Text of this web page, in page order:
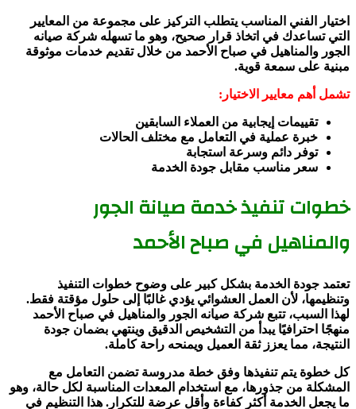
اختيار الفني المناسب يتطلب التركيز على مجموعة من المعايير
التي تساعدك في اتخاذ قرار صحيح، وهو ما تسهله شركة صيانه
الجور والمناهيل في صباح الأحمد من خلال تقديم خدمات موثوقة
مبنية على سمعة قوية.
تشمل أهم معايير الاختيار:
تقييمات إيجابية من العملاء السابقين
خبرة عملية في التعامل مع مختلف الحالات
توفر دائم وسرعة استجابة
سعر مناسب مقابل جودة الخدمة
خطوات تنفيذ خدمة صيانة الجور
والمناهيل في صباح الأحمد
تعتمد جودة الخدمة بشكل كبير على وضوح خطوات التنفيذ
وتنظيمها، لأن العمل العشوائي يؤدي غالبًا إلى حلول مؤقتة فقط.
لهذا السبب، تتبع شركة صيانه الجور والمناهيل في صباح الأحمد
منهجًا احترافيًا يبدأ من التشخيص الدقيق وينتهي بضمان جودة
النتيجة، مما يعزز ثقة العميل ويمنحه راحة كاملة.
كل خطوة يتم تنفيذها وفق خطة مدروسة تضمن التعامل مع
المشكلة من جذورها، مع استخدام المعدات المناسبة لكل حالة، وهو
ما يجعل الخدمة أكثر كفاءة وأقل عرضة للتكرار. هذا التنظيم في